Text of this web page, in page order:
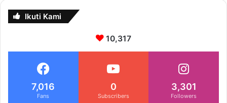
Ikuti Kami
10,317
7,016
Fans
0
Subscribers
3,301
Followers